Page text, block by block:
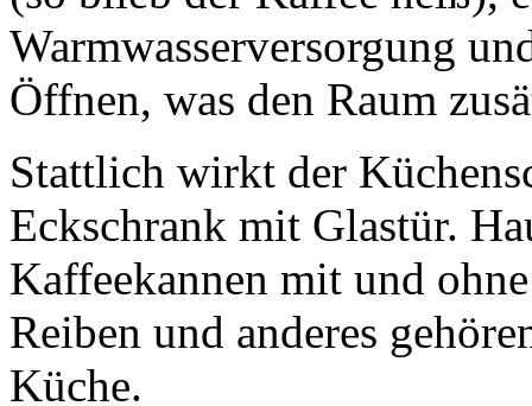
Warmwasserversorgung
Öffnen, was den Raum
Stattlich wirkt der
Eckschrank mit Glastür.
Kaffeekannen mit und
Reiben und anderes
Küche.